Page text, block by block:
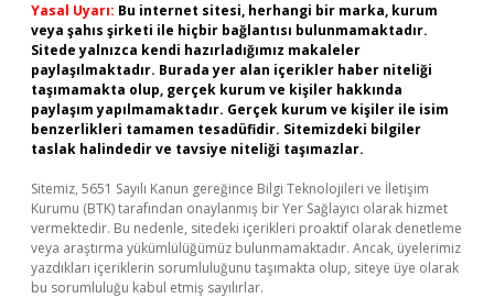
Yasal Uyarı: Bu internet sitesi, herhangi bir marka, kurum
veya şahıs şirketi ile hiçbir bağlantısı bulunmamaktadır.
Sitede yalnızca kendi hazırladığımız makaleler
paylaşılmaktadır. Burada yer alan içerikler haber niteliği
taşımamakta olup, gerçek kurum ve kişiler hakkında
paylaşım yapılmamaktadır. Gerçek kurum ve kişiler ile isim
benzerlikleri tamamen tesadüfidir. Sitemizdeki bilgiler
taslak halindedir ve tavsiye niteliği taşımazlar.
Sitemiz, 5651 Sayılı Kanun gereğince Bilgi Teknolojileri ve İletişim
Kurumu (BTK) tarafından onaylanmış bir Yer Sağlayıcı olarak hizmet
vermektedir. Bu nedenle, sitedeki içerikleri proaktif olarak denetleme
veya araştırma yükümlülüğümüz bulunmamaktadır. Ancak, üyelerimiz
yazdıkları içeriklerin sorumluluğunu taşımakta olup, siteye üye olarak
bu sorumluluğu kabul etmiş sayılırlar.